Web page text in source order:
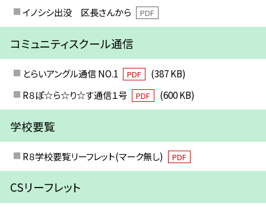
イノシシ出没 区長さんから PDF
コミュニティスクール通信
とらいアングル通信 NO.1 PDF
(387 KB)
R８ぽ☆ら☆り☆す通信１号
PDF (600 KB)
学校要覧
R８学校要覧リーフレット(マーク無し) PDF
CSリーフレット